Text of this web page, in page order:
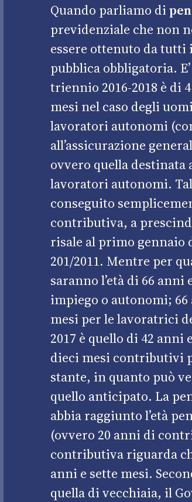
Quando parliamo di
previdenziale che non
essere ottenuto da
pubblica obbligatoria.
triennio 2016-2018 è di
mesi nel caso degli
lavoratori autonomi
all’assicurazione
ovvero quella
lavoratori autonomi.
conseguito
contributiva, a
risale al primo gennaio
201/2011. Mentre per
saranno l’età di 66
impiego o autonomi;
mesi per le lavoratrici
2017 è quello di 42
dieci mesi contributivi
stante, in quanto può
quello anticipato. La
abbia raggiunto l’età
(ovvero 20 anni di
contributiva riguarda
anni e sette mesi.
quella di vecchiaia, il